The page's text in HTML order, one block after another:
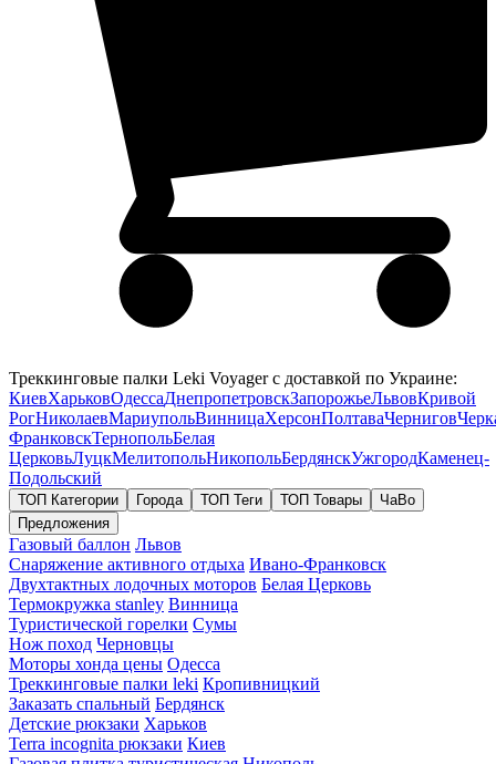
Треккинговые палки Leki Voyager с доставкой по Украине:
КиевХарьковОдессаДнепропетровскЗапорожьеЛьвовКривой
РогНиколаевМариупольВинницаХерсонПолтаваЧернигов
ФранковскТернопольБелая
ЦерковьЛуцкМелитопольНикопольБердянскУжгородКаменец-
Подольский
ТОП Категории Города ТОП Теги ТОП Товары
ЧаВо
Предложения
Газовый баллон Львов
Снаряжение активного отдыха Ивано-Франковск
Двухтактных лодочных моторов Белая Церковь
Термокружка stanley Винница
Туристической горелки Сумы
Нож поход Черновцы
Моторы хонда цены Одесса
Треккинговые палки leki Кропивницкий
Заказать спальный Бердянск
Детские рюкзаки Харьков
Terra incognita рюкзаки Киев